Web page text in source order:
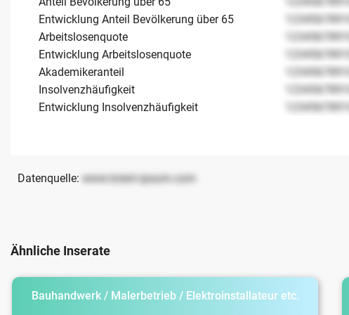
Entwicklung Anteil Bevölkerung über 65
12345678910
Arbeitslosenquote
12345678910
Entwicklung Arbeitslosenquote
12345678910
Akademikeranteil
12345678910
Insolvenzhäufigkeit
12345678910
Entwicklung Insolvenzhäufigkeit
12345678910
Datenquelle: www.lorem-ipsum.com
Ähnliche Inserate
Bauhandwerk / Malerbetrieb / Elektroinstallateur etc.